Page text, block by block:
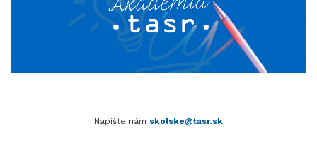
Napíšte nám skolske@tasr.sk